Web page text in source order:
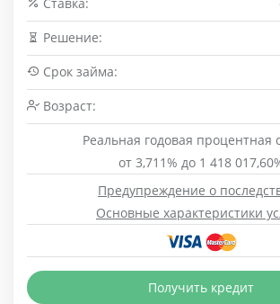
Решение:
Срок займа:
Возраст:
Реальная годовая процентная
от 3,711% до 1 418
Предупреждение о
Основные характеристики
Получить кредит